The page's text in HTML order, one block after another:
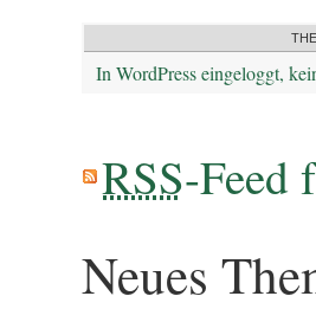
In WordPress eingeloggt,
RSS-Feed
Neues